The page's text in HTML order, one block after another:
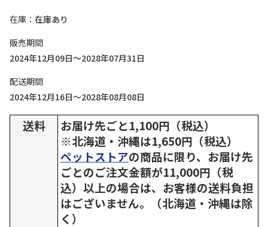
在庫
在庫あり
販売期間
2024年12月09日～2028年07月31日
配送期間
2024年12月16日～2028年08月08日
送料
お届け先ごと1,100円（税込）
※北海道・沖縄は1,650円（税込）
ペットストアの商品に限り、お届け先
ごとのご注文金額が11,000円（税
込）以上の場合は、お客様の送料負担
はございません。（北海道・沖縄は除
く）